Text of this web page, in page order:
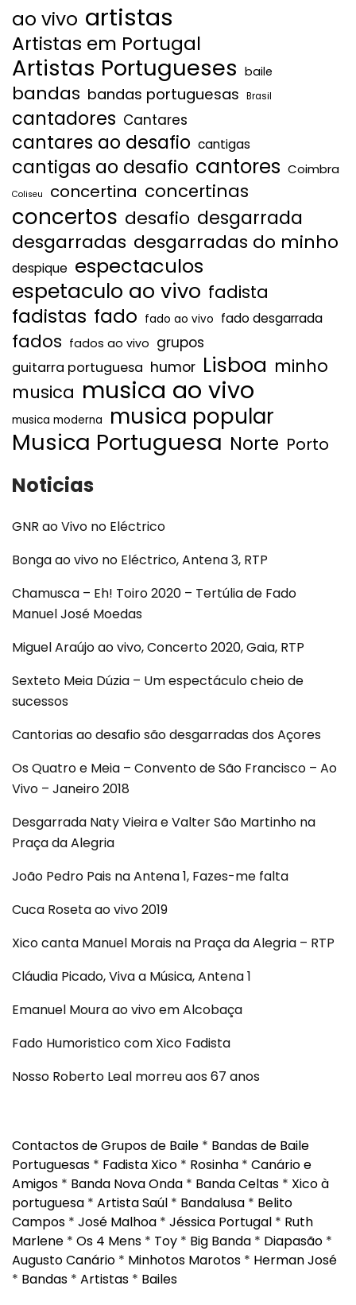
ao vivo artistas
Artistas em Portugal
Artistas Portugueses baile
bandas bandas portuguesas Brasil
cantadores Cantares
cantares ao desafio cantigas
cantigas ao desafio cantores Coimbra
Coliseu concertina concertinas
concertos desafio desgarrada
desgarradas desgarradas do minho
despique espectaculos
espetaculo ao vivo fadista
fadistas fado fado ao vivo fado desgarrada
fados fados ao vivo grupos
guitarra portuguesa humor Lisboa minho
musica musica ao vivo
musica moderna musica popular
Musica Portuguesa Norte Porto
Noticias
GNR ao Vivo no Eléctrico
Bonga ao vivo no Eléctrico, Antena 3, RTP
Chamusca – Eh! Toiro 2020 – Tertúlia de Fado
Manuel José Moedas
Miguel Araújo ao vivo, Concerto 2020, Gaia, RTP
Sexteto Meia Dúzia – Um espectáculo cheio de
sucessos
Cantorias ao desafio são desgarradas dos Açores
Os Quatro e Meia – Convento de São Francisco – Ao
Vivo – Janeiro 2018
Desgarrada Naty Vieira e Valter São Martinho na
Praça da Alegria
João Pedro Pais na Antena 1, Fazes-me falta
Cuca Roseta ao vivo 2019
Xico canta Manuel Morais na Praça da Alegria – RTP
Cláudia Picado, Viva a Música, Antena 1
Emanuel Moura ao vivo em Alcobaça
Fado Humoristico com Xico Fadista
Nosso Roberto Leal morreu aos 67 anos
Contactos de Grupos de Baile * Bandas de Baile
Portuguesas * Fadista Xico * Rosinha * Canário e
Amigos * Banda Nova Onda * Banda Celtas * Xico à
portuguesa * Artista Saúl * Bandalusa * Belito
Campos * José Malhoa * Jéssica Portugal * Ruth
Marlene * Os 4 Mens * Toy * Big Banda * Diapasão *
Augusto Canário * Minhotos Marotos * Herman José
* Bandas * Artistas * Bailes